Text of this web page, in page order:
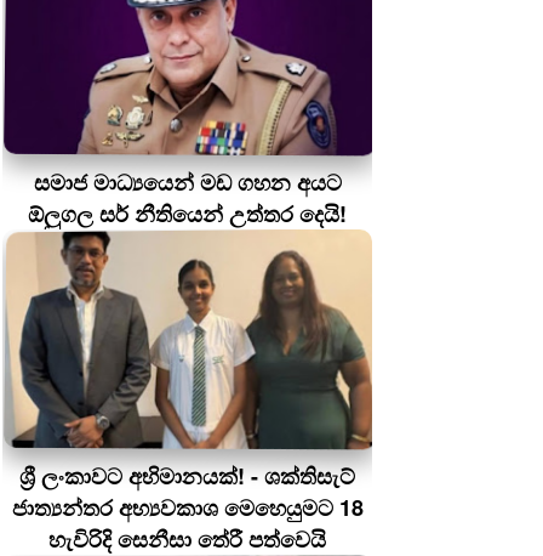
සමාජ මාධ්‍යයෙන් මඩ ගහන අයට
ඕලුගල සර් නීතියෙන් උත්තර දෙයි!
ශ්‍රී ලංකාවට අභිමානයක්! - ශක්තිසැට්
ජාත්‍යන්තර අභ්‍යවකාශ මෙහෙයුමට 18
හැවිරිදි සෙනීසා තේරී පත්වෙයි